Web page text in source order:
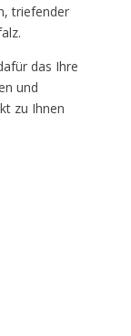
triefender
das Ihre
und
zu Ihnen